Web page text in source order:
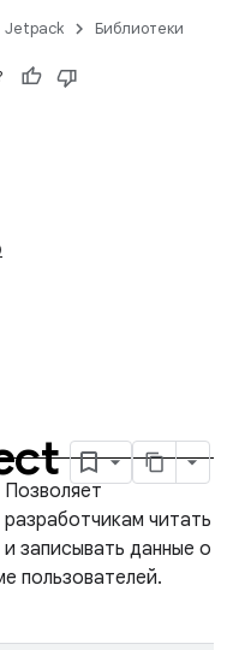
Jetpack Библиотеки
Позволяет
разработчикам читать
и записывать данные о
пользователей.